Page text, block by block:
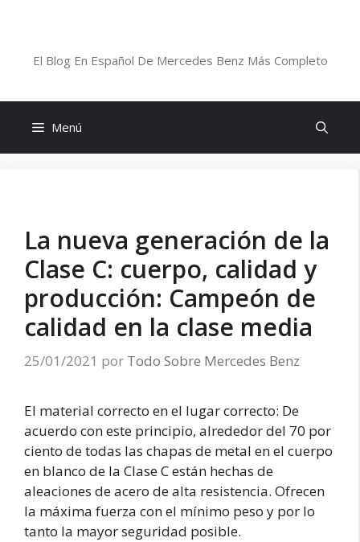
El Blog En Español De Mercedes Benz Más Completo
Menú
La nueva generación de la
Clase C: cuerpo, calidad y
producción: Campeón de
calidad en la clase media
25/01/2021 por Todo Sobre Mercedes Benz
El material correcto en el lugar correcto: De
acuerdo con este principio, alrededor del 70 por
ciento de todas las chapas de metal en el cuerpo
en blanco de la Clase C están hechas de
aleaciones de acero de alta resistencia. Ofrecen
la máxima fuerza con el mínimo peso y por lo
tanto la mayor seguridad posible.